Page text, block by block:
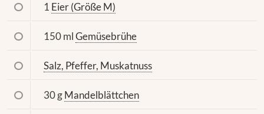
1 Eier (Größe M)
150 mlGemüsebrühe
Salz, Pfeffer, Muskatnuss
30 gMandelblättchen